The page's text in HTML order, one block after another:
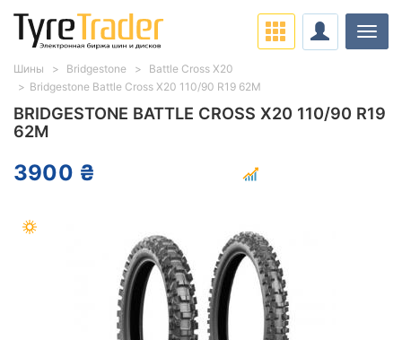
BRIDGESTONE BATTLE CROSS X20 110/90 R19
62M
3900 ₴
Шины Bridgestone
Battle Cross X20
Bridgestone Battle Cross X20 110/90 R19 62M